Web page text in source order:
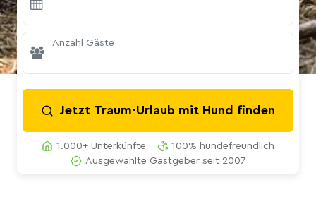
Anzahl Gäste
Jetzt Traum-Urlaub mit Hund finden
1.000+ Unterkünfte
100% hundefreundlich
Ausgewählte Gastgeber seit 2007